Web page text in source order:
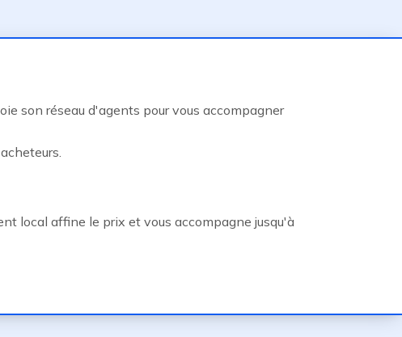
son réseau d'agents pour vous accompagner
local affine le prix et vous accompagne jusqu'à